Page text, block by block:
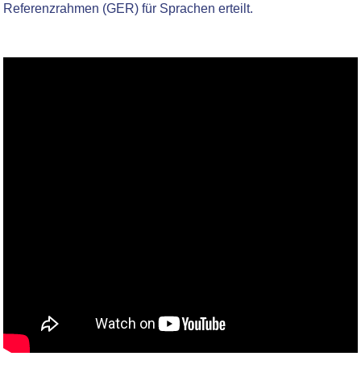
Referenzrahmen (GER) für Sprachen erteilt.